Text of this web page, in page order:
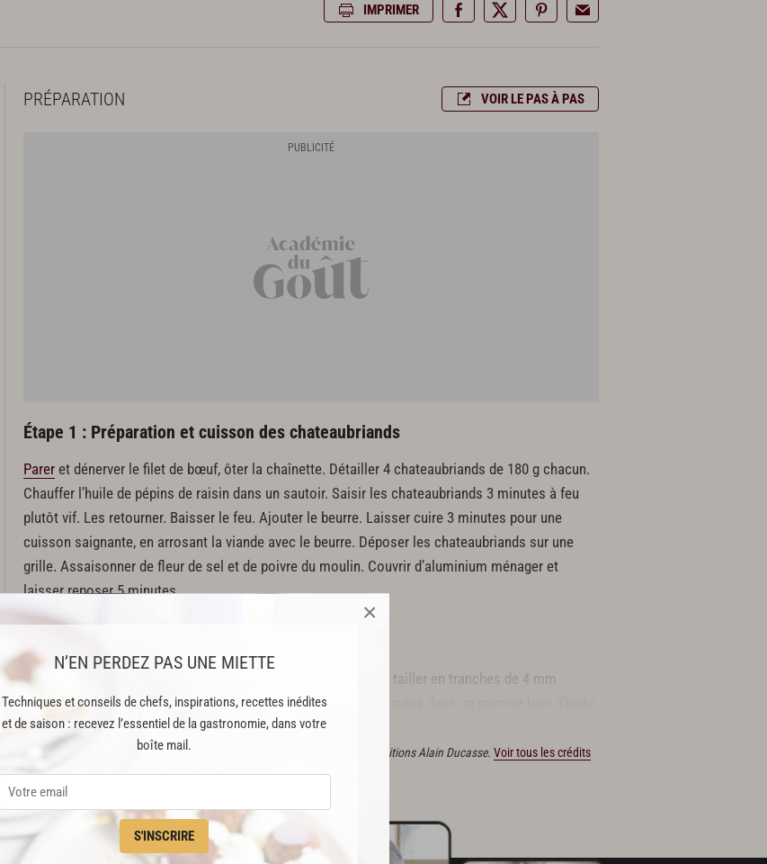
N’EN PERDEZ PAS UNE MIETTE
Techniques et conseils de chefs, inspirations, recettes inédites
et de saison : recevez l’essentiel de la gastronomie, dans votre
boîte mail.
S'INSCRIRE
×
IMPRIMER
PRÉPARATION VOIR LE PAS À PAS
Étape 1 : Préparation et cuisson des chateaubriands
Pareret dénerver le filet de bœuf, ôter la chaînette. Détailler 4 chateaubriands de 180 g chacun.
Chauffer l’huile de pépins de raisin dans un sautoir. Saisir les chateaubriands 3 minutes à feu
plutôt vif. Les retourner. Baisser le feu. Ajouter le beurre. Laisser cuire 3 minutes pour une
cuisson saignante, en arrosant la viande avec le beurre. Déposer les chateaubriands sur une
grille. Assaisonner de fleur de sel et de poivre du moulin. Couvrir d’aluminium ménager et
laisser reposer 5 minutes.
Éplucher les pommes de terre agria, les laver, les essuyer, les tailler en tranches de 4 mm
d’épaisseur, les laver à nouveau et les essuyer. Les cuire 7 minutes dans un premier bain d’huile
à 150 °C. Les égoutter sur du papier absorbant.
Cette recette est issue du livre "Grand Livre de Cuisine Bistrot" publié aux Éditions Alain Ducasse. Voir tous les crédits